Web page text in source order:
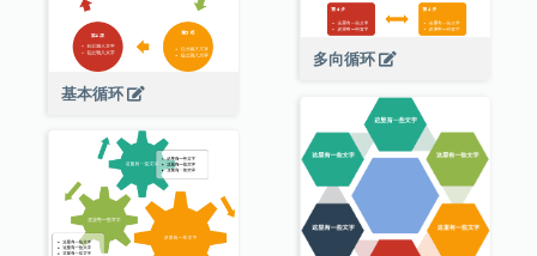
多向循环
基本循环